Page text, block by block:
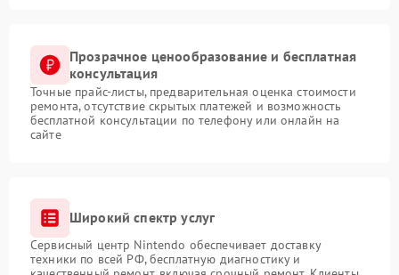
Прозрачное ценообразование и бесплатная
консультация
Точные прайс-листы, предварительная оценка стоимости
ремонта, отсутствие скрытых платежей и возможность
бесплатной консультации по телефону или онлайн на
сайте
Широкий спектр услуг
Сервисный центр Nintendo обеспечивает доставку
техники по всей РФ, бесплатную диагностику и